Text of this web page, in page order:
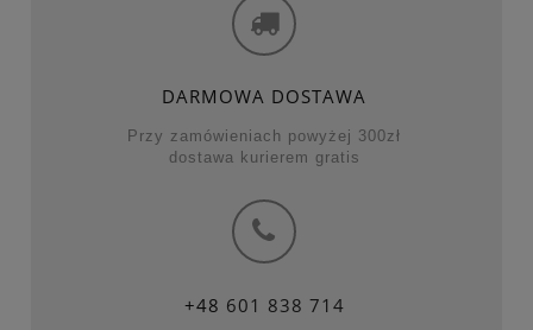
DARMOWA DOSTAWA
Przy zamówieniach powyżej 300zł
dostawa kurierem gratis
+48 601 838 714